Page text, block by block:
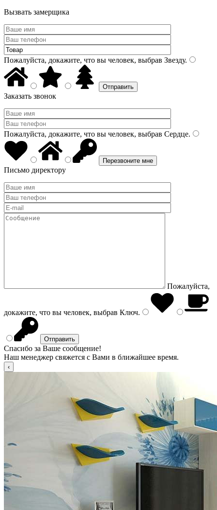
Вызвать замерщика
Пожалуйста, докажите, что вы человек, выбрав Звезду.
Заказать звонок
Пожалуйста, докажите, что вы человек, выбрав Сердце.
Письмо директору
Пожалуйста,
докажите, что вы человек, выбрав Ключ.
Спасибо за Ваше сообщение!
Наш менеджер свяжется с Вами в ближайшее время.